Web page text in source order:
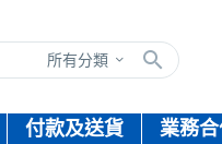
所有分類
付款及送貨 業務